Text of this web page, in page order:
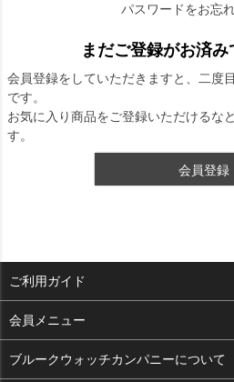
パスワードをお忘
まだご登録がお済
会員登録をしていただきますと、二度
です。
お気に入り商品をご登録いただけるな
す。
会員登録
ご利用ガイド
よくある質問
支払い・送料
会員メニュー
ログイン
ブルークウォッチカンパニーについて